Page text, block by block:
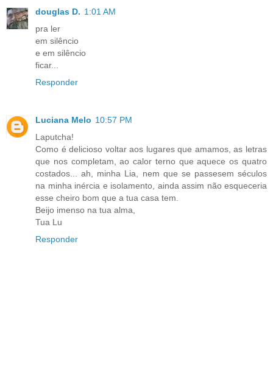
douglas D. 1:01 AM
pra ler
em silêncio
e em silêncio
ficar...
Responder
Luciana Melo 10:57 PM
Laputcha!
Como é delicioso voltar aos lugares que amamos, as letras
que nos completam, ao calor terno que aquece os quatro
costados... ah, minha Lia, nem que se passesem séculos
na minha inércia e isolamento, ainda assim não esqueceria
esse cheiro bom que a tua casa tem.
Beijo imenso na tua alma,
Tua Lu
Responder